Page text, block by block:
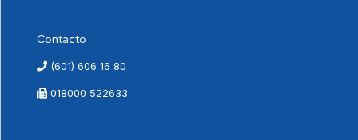
Contacto
(601) 606 16 80
018000 522633